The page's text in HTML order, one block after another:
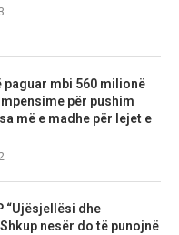
paguar mbi 560 milionë
për pushim
më e madhe për lejet e
“Ujësjellësi dhe
nesër do të punojnë